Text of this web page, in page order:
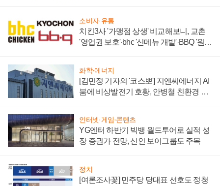
소비자·유통
치킨3사 '가맹점 상생' 비교해보니, 교촌
'영업권 보호'·bhc '신메뉴 개발'·BBQ '원가
화학·에너지
[김민정 기자의 '코스뽀'] 지엔씨에너지 AI
붐에 비상발전기 호황, 안병철 친환경 에
인터넷·게임·콘텐츠
YG엔터 하반기 빅뱅 월드투어로 실적 성
장 증권가 전망, 신인 보이그룹도 주목
정치
[여론조사꽃] 민주당 당대표 선호도 정청